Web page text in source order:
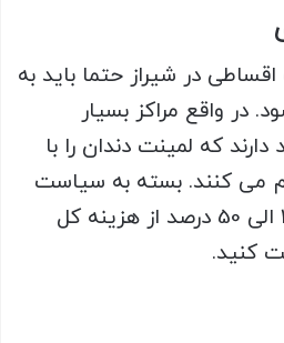
در شیراز حتما باید به
در واقع مراکز بسیار
که لمینت دندان را با
می کنند. بسته به سیاست
مرکز باید شما حدود 20 الی 50 درصد از هزینه کل
کنید.